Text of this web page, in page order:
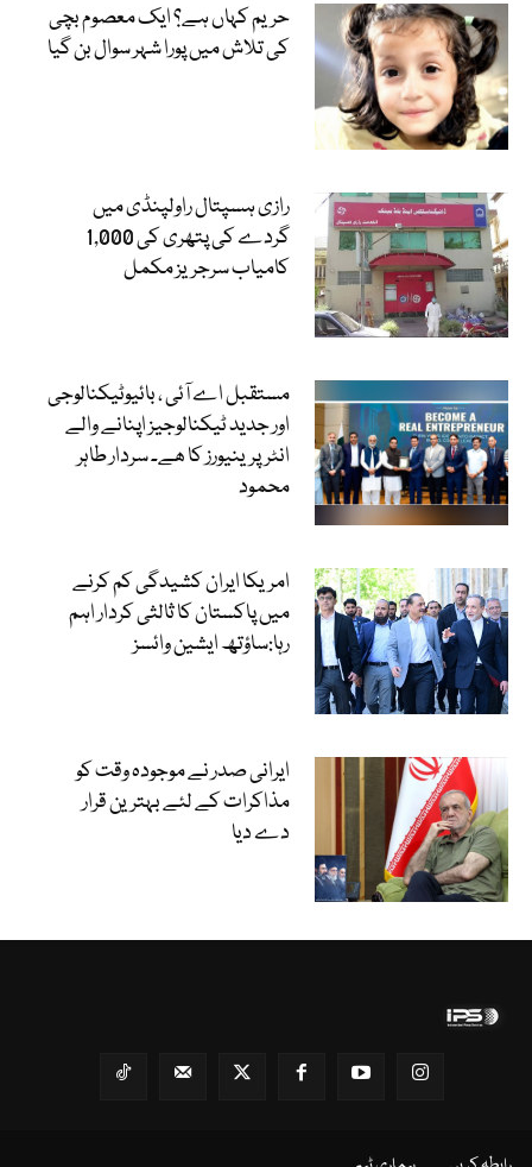
حریم کہاں ہے؟ ایک معصوم بچی
کی تلاش میں پورا شہر سوال بن گیا
رازی ہسپتال راولپنڈی میں
گردے کی پتھری کی 1,000
کامیاب سرجریز مکمل
مستقبل اے آئی ، بائیوٹیکنالوجی
اور جدید ٹیکنالوجیز اپنانے والے
انٹرپرینیورز کا ھے۔ سردار طاہر
محمود
امریکا ایران کشیدگی کم کرنے
میں پاکستان کا ثالثی کردار اہم
رہا:ساؤتھ ایشین وائسز
ایرانی صدر نے موجودہ وقت کو
مذاکرات کے لئے بہترین قرار
دے دیا